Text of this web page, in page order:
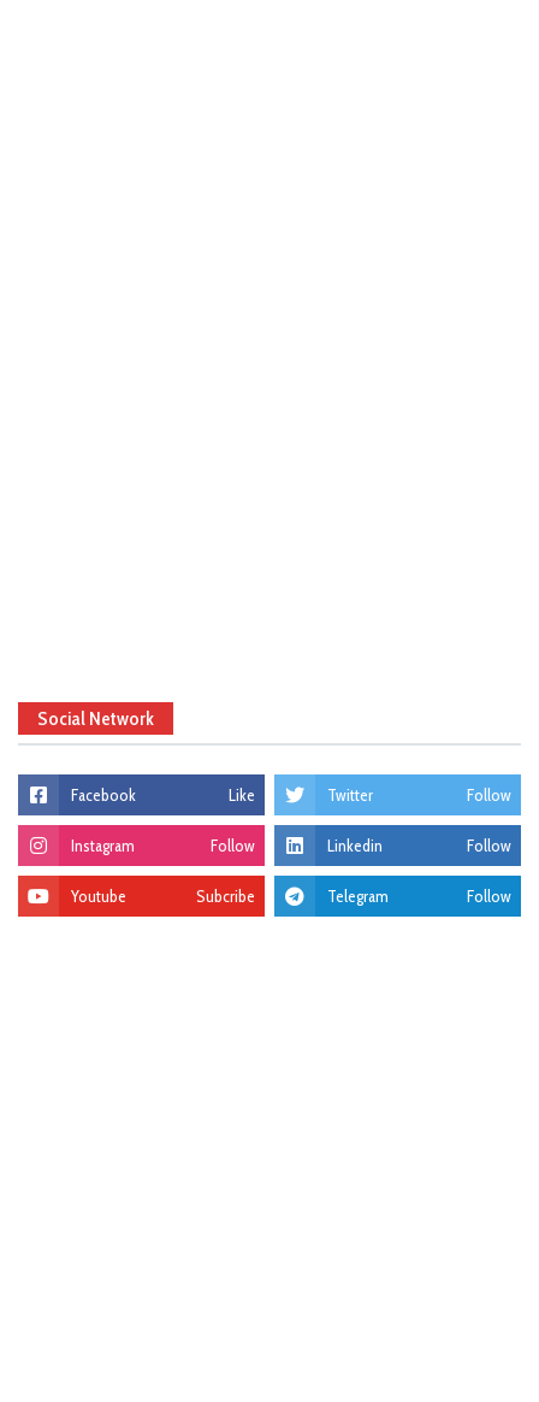
Social Network
Facebook Like Twitter Follow
Instagram Follow Linkedin Follow
Youtube Subcribe Telegram Follow